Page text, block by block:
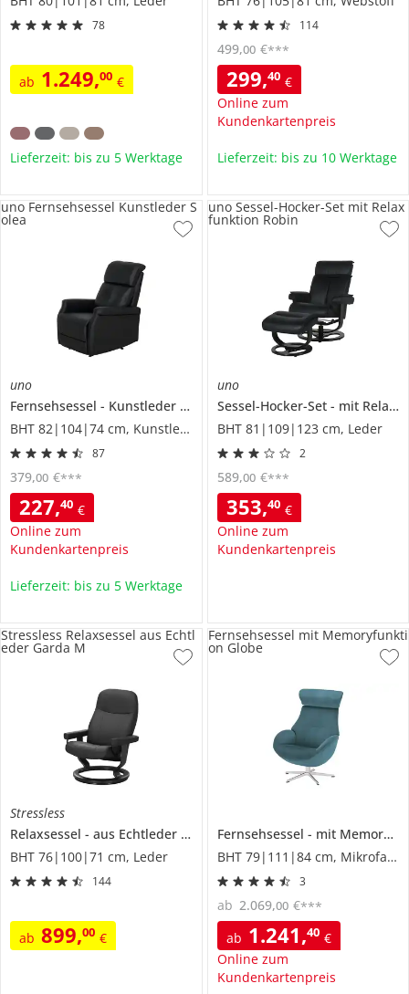
78
ab 1.249,00 €
Lieferzeit: bis zu 5 Werktage
114
299,40 €
Online zum
Kundenkartenpreis
499,00 €***
Lieferzeit: bis zu 10 Werktage
uno
Fernsehsessel
Kunstleder
Solea
BHT 82|104|74 cm, Kunstleder
87
227,40 €
Online zum
Kundenkartenpreis
379,00 €***
uno Fernsehsessel Kunstleder S
olea
Lieferzeit: bis zu 5 Werktage
uno
Sessel-Hocker-Set
mit Relaxfunktion
BHT 81|109|123 cm, Leder
2
353,40 €
Online zum
Kundenkartenpreis
589,00 €***
uno Sessel-Hocker-Set mit Relax
funktion Robin
Stressless
Relaxsessel
aus Echtleder
Garda M
BHT 76|100|71 cm, Leder
144
ab 899,00 €
Stressless Relaxsessel aus Echtl
eder Garda M
Fernsehsessel
mit Memoryfunktion
BHT 79|111|84 cm, Mikrofaser
3
ab 1.241,40 €
Online zum
Kundenkartenpreis
ab 2.069,00 €***
Fernsehsessel mit Memoryfunkti
on Globe